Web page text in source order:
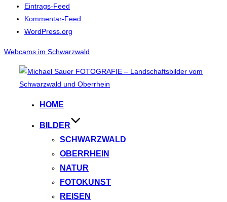
Eintrags-Feed
Kommentar-Feed
WordPress.org
Webcams im Schwarzwald
Inhalt
HOME
BILDER
SCHWARZWALD
OBERRHEIN
NATUR
FOTOKUNST
REISEN